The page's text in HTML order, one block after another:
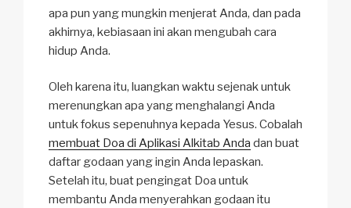
apa pun yang mungkin menjerat Anda, dan pada
akhirnya, kebiasaan ini akan mengubah cara
hidup Anda.
Oleh karena itu, luangkan waktu sejenak untuk
merenungkan apa yang menghalangi Anda
untuk fokus sepenuhnya kepada Yesus. Cobalah
membuat Doa di Aplikasi Alkitab Anda dan buat
daftar godaan yang ingin Anda lepaskan.
Setelah itu, buat pengingat Doa untuk
membantu Anda menyerahkan godaan itu